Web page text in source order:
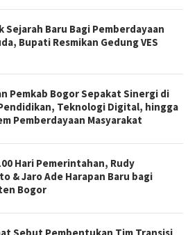
Sejarah Baru Bagi Pemberdayaan
Bupati Resmikan Gedung VES
Pemkab Bogor Sepakat Sinergi di
Teknologi Digital, hingga
Pemberdayaan Masyarakat
Hari Pemerintahan, Rudy
& Jaro Ade Harapan Baru bagi
Bogor